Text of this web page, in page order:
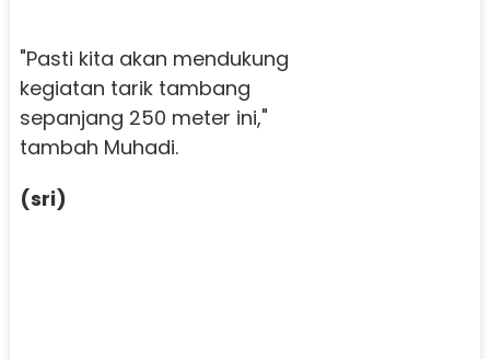
"Pasti kita akan mendukung
kegiatan tarik tambang
sepanjang 250 meter ini,"
tambah Muhadi.
(sri)